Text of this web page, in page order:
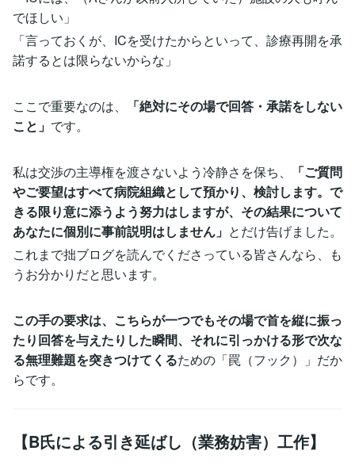
でほしい」
「言っておくが、ICを受けたからといって、診療再開を承
諾するとは限らないからな」
ここで重要なのは、
「絶対にその場で回答・承諾をしない
こと」 です。
私は交渉の主導権を渡さないよう冷静さを保ち、
「ご質問
やご要望はすべて病院組織として預かり、検討します。で
きる限り意に添うよう努力はしますが、その結果について
あなたに個別に事前説明はしません」 とだけ告げました。
これまで拙ブログを読んでくださっている皆さんなら、も
うお分かりだと思います。
この手の要求は、こちらが一つでもその場で首を縦に振っ
たり回答を与えたりした瞬間、それに引っかける形で次な
る無理難題を突きつけてくるための「罠（フック）」だか
らです。
【B氏による引き延ばし（業務妨害）工作】